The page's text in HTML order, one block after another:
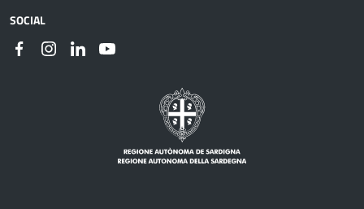
SOCIAL